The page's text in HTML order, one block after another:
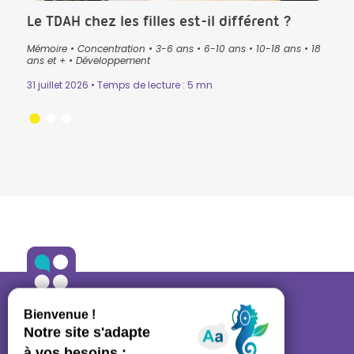
Le TDAH chez les filles est-il différent ?
Mémoire• Concentration • 3-6 ans• 6-10 ans• 10-18 ans• 18
ans et +• Développement
31 juillet 2026 • Temps de lecture : 5 mn
ALLO ORTHO